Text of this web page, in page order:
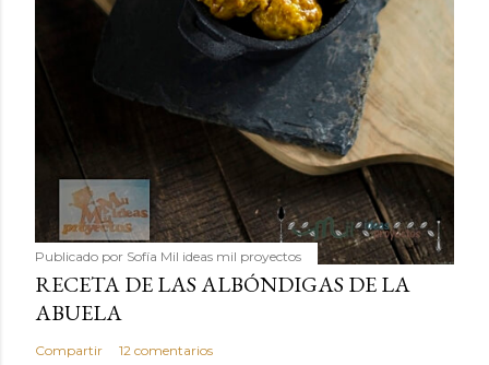
Publicado por Sofía Mil ideas mil proyectos
RECETA DE LAS ALBÓNDIGAS DE LA
ABUELA
Compartir 12 comentarios